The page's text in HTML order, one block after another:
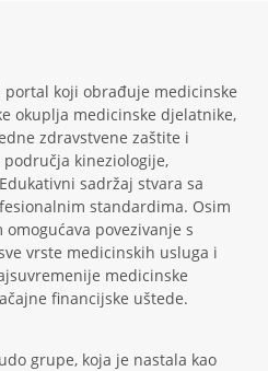
koji obrađuje medicinske
okuplja medicinske djelatnike,
zdravstvene zaštite i
kineziologije,
sadržaj stvara sa
standardima. Osim
povezivanje s
vrste medicinskih usluga i
medicinske
financijske uštede.
grupe, koja je nastala kao